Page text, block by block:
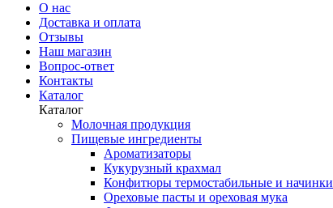
О нас
Доставка и оплата
Отзывы
Наш магазин
Вопрос-ответ
Контакты
Каталог
Каталог
Молочная продукция
Пищевые ингредиенты
Ароматизаторы
Кукурузный крахмал
Конфитюры термостабильные и начинки
Ореховые пасты и ореховая мука